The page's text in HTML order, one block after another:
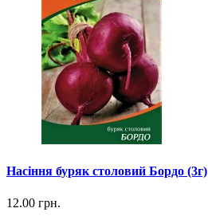
Насіння буряк столовий Бордо (3г)
12.00 грн.